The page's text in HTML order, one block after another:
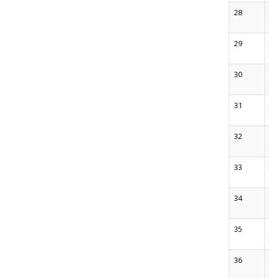
28
29
30
31
32
33
34
35
36